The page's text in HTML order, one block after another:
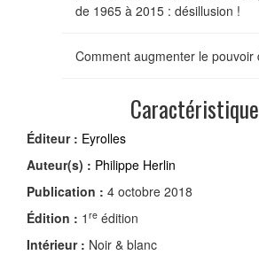
de 1965 à 2015 : désillusion !
Comment augmenter le pouvoir
Éditeur : Eyrolles
Auteur(s) : Philippe Herlin
Publication : 4 octobre 2018
Édition : 1 re édition
Intérieur : Noir & blanc